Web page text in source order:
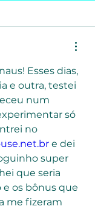
Esses dias,
e outra, testei
num
só
e dei
super
que seria
e os bônus que
me fizeram